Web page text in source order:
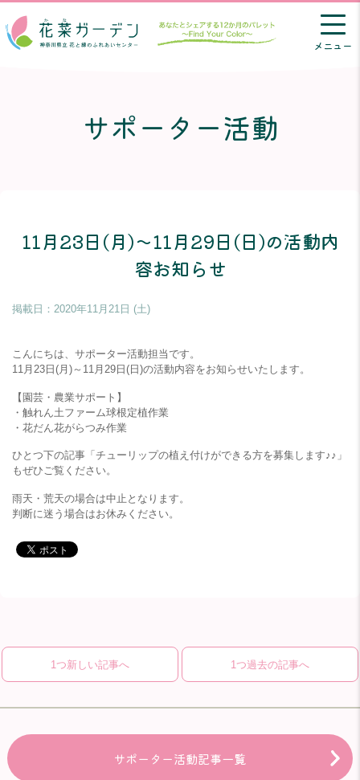
メニュー
サポーター活動
11月23日(月)～11月29日(日)の活動内
容お知らせ
掲載日：2020年11月21日 (土)
こんにちは、サポーター活動担当です。
11月23日(月)～11月29日(日)の活動内容をお知らせいたします。
【園芸・農業サポート】
・触れん土ファーム球根定植作業
・花だん花がらつみ作業
ひとつ下の記事「チューリップの植え付けができる方を募集します♪♪」
もぜひご覧ください。
雨天・荒天の場合は中止となります。
判断に迷う場合はお休みください。
1つ新しい記事へ 1つ過去の記事へ
サポーター活動記事一覧